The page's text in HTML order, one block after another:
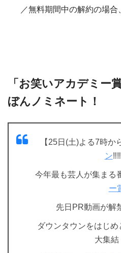
／無料期間中の解約の場合
「お笑いアカデミー
ぼんノミネート！
【25日(土)よる7時か
ン
今年最も芸人が集まる
ー
先日PR動画が解
ダウンタウンをはじ
大集結